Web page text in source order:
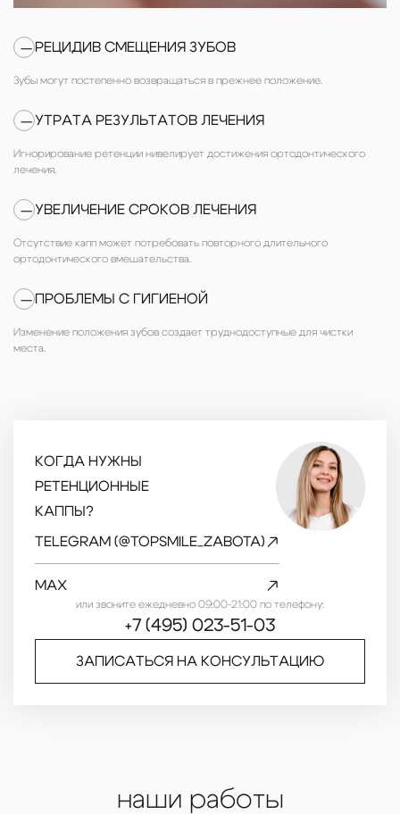
— РЕЦИДИВ СМЕЩЕНИЯ ЗУБОВ
Зубы могут постепенно возвращаться в прежнее положение.
—УТРАТА РЕЗУЛЬТАТОВ ЛЕЧЕНИЯ
Игнорирование ретенции нивелирует достижения ортодонтического
лечения.
—УВЕЛИЧЕНИЕ СРОКОВ ЛЕЧЕНИЯ
Отсутствие капп может потребовать повторного длительного
ортодонтического вмешательства.
— ПРОБЛЕМЫ С ГИГИЕНОЙ
Изменение положения зубов создает труднодоступные для чистки
места.
КОГДА НУЖНЫ
РЕТЕНЦИОННЫЕ
КАППЫ?
TELEGRAM (@TOPSMILE_ZABOTA)
MAX
или звоните ежедневно 09:00-21:00 по телефону:
+7 (495) 023-51-03
ЗАПИСАТЬСЯ НА КОНСУЛЬТАЦИЮ
наши работы